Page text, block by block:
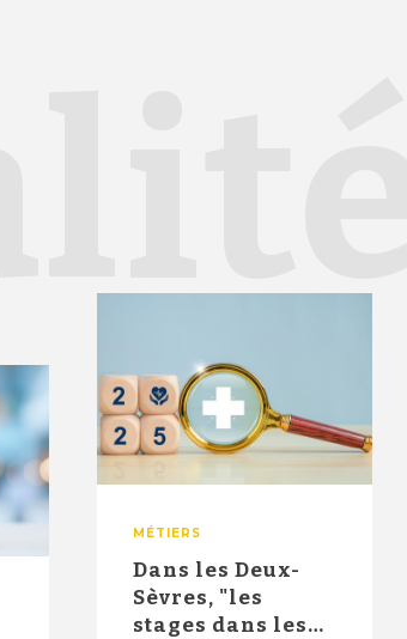
MÉTIERS
Dans les Deux-
Sèvres, "les
stages dans les